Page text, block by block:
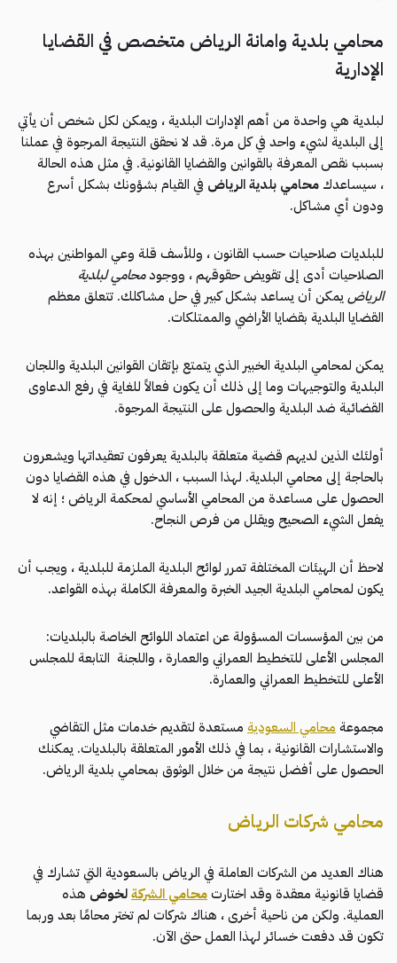
محامي بلدية وامانة الرياض متخصص في القضايا
الإدارية
لبلدية هي واحدة من أهم الإدارات البلدية ، ويمكن لكل شخص أن يأتي
إلى البلدية لشيء واحد في كل مرة. قد لا نحقق النتيجة المرجوة في عملنا
بسبب نقص المعرفة بالقوانين والقضايا القانونية. في مثل هذه الحالة
، سيساعدك محامي بلدية الرياض في القيام بشؤونك بشكل أسرع
ودون أي مشاكل.
للبلديات صلاحيات حسب القانون ، وللأسف قلة وعي المواطنين بهذه
الصلاحيات أدى إلى تقويض حقوقهم ، ووجودمحامي لبلدية
الرياض يمكن أن يساعد بشكل كبير في حل مشاكلك. تتعلق معظم
القضايا البلدية بقضايا الأراضي والممتلكات.
يمكن لمحامي البلدية الخبير الذي يتمتع بإتقان القوانين البلدية واللجان
البلدية والتوجيهات وما إلى ذلك أن يكون فعالاً للغاية في رفع الدعاوى
القضائية ضد البلدية والحصول على النتيجة المرجوة.
أولئك الذين لديهم قضية متعلقة بالبلدية يعرفون تعقيداتها ويشعرون
بالحاجة إلى محامي البلدية. لهذا السبب ، الدخول في هذه القضايا دون
الحصول على مساعدة من المحامي الأساسي لمحكمة الرياض ؛ إنه لا
يفعل الشيء الصحيح ويقلل من فرص النجاح.
لاحظ أن الهيئات المختلفة تمرر لوائح البلدية الملزمة للبلدية ، ويجب أن
يكون لمحامي البلدية الجيد الخبرة والمعرفة الكاملة بهذه القواعد.
من بين المؤسسات المسؤولة عن اعتماد اللوائح الخاصة بالبلديات:
المجلس الأعلى للتخطيط العمراني والعمارة ، واللجنة التابعة للمجلس
الأعلى للتخطيط العمراني والعمارة.
مجموعة محامي السعودية مستعدة لتقديم خدمات مثل التقاضي
والاستشارات القانونية ، بما في ذلك الأمور المتعلقة بالبلديات. يمكنك
الحصول على أفضل نتيجة من خلال الوثوق بمحامي بلدية الرياض.
محامي شركات الرياض
هناك العديد من الشركات العاملة في الرياض بالسعودية التي تشارك في
قضايا قانونية معقدة وقد اختارتمحامي الشركةلخوض هذه
العملية. ولكن من ناحية أخرى ، هناك شركات لم تختر محامًا بعد وربما
تكون قد دفعت خسائر لهذا العمل حتى الآن.